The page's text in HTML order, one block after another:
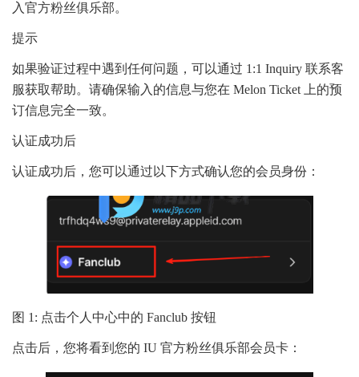
入官方粉丝俱乐部。
提示
如果验证过程中遇到任何问题，可以通过 1:1 Inquiry 联系客
服获取帮助。请确保输入的信息与您在 Melon Ticket 上的预
订信息完全一致。
认证成功后
认证成功后，您可以通过以下方式确认您的会员身份：
图 1: 点击个人中心中的 Fanclub 按钮
点击后，您将看到您的 IU 官方粉丝俱乐部会员卡：